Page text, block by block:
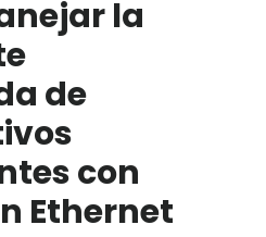
la
de
con
Ethernet